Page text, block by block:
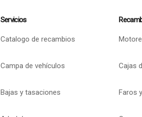
Servicios
Catalogo de recambios
Campa de vehículos
Bajas y tasaciones
Cajas
Faros